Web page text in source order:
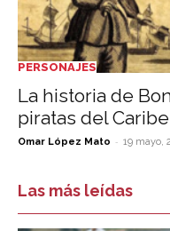
PERSONAJES
La historia de
piratas del Caribe
Omar López Mato - 19 mayo,
Las más leídas